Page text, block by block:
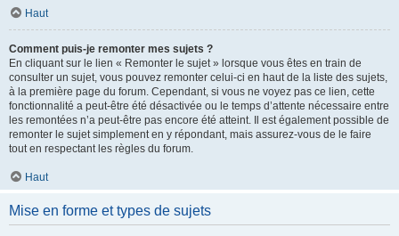
Haut
Comment puis-je remonter mes sujets ?
En cliquant sur le lien « Remonter le sujet » lorsque vous êtes en train de
consulter un sujet, vous pouvez remonter celui-ci en haut de la liste des sujets,
à la première page du forum. Cependant, si vous ne voyez pas ce lien, cette
fonctionnalité a peut-être été désactivée ou le temps d’attente nécessaire entre
les remontées n’a peut-être pas encore été atteint. Il est également possible de
remonter le sujet simplement en y répondant, mais assurez-vous de le faire
tout en respectant les règles du forum.
Haut
Mise en forme et types de sujets